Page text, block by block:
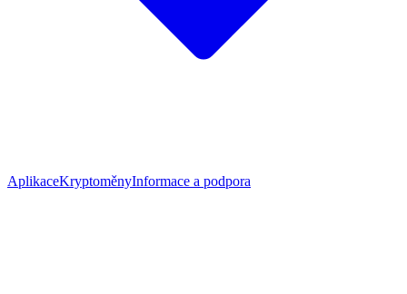
AplikaceKryptoměnyInformace a podpora